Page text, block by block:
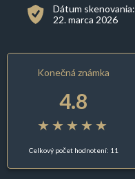
Dátum skenovania:
22. marca 2026
Konečná známka
4.8
Celkový počet hodnotení: 11